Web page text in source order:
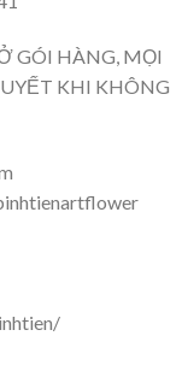
GÓI HÀNG, MỌI
KHI KHÔNG